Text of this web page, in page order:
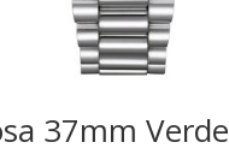
37mm Verde